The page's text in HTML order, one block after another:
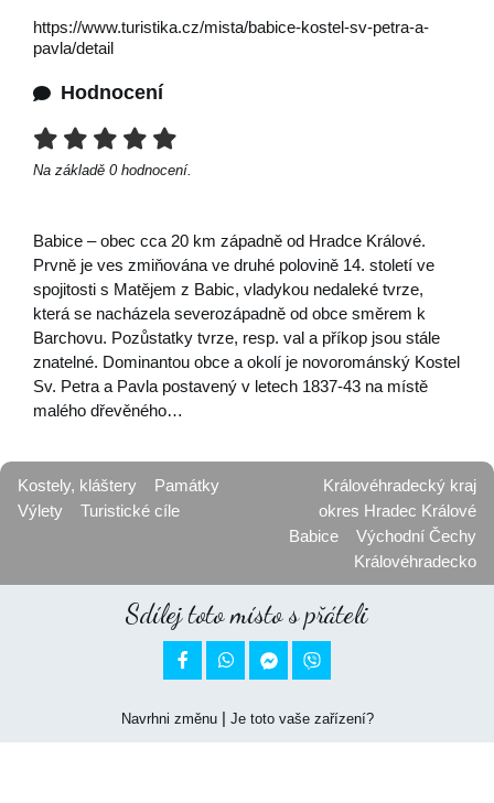
https://www.turistika.cz/mista/babice-kostel-sv-petra-a-
pavla/detail
Hodnocení
Na základě 0 hodnocení.
Babice – obec cca 20 km západně od Hradce Králové.
Prvně je ves zmiňována ve druhé polovině 14. století ve
spojitosti s Matějem z Babic, vladykou nedaleké tvrze,
která se nacházela severozápadně od obce směrem k
Barchovu. Pozůstatky tvrze, resp. val a příkop jsou stále
znatelné. Dominantou obce a okolí je novorománský Kostel
Sv. Petra a Pavla postavený v letech 1837-43 na místě
malého dřevěného…
Kostely, kláštery
Památky
Výlety
Turistické cíle
Královéhradecký kraj
okres Hradec Králové
Babice
Východní Čechy
Královéhradecko
Sdílej toto místo s přáteli
 
Navrhni změnu| Je toto vaše zařízení?